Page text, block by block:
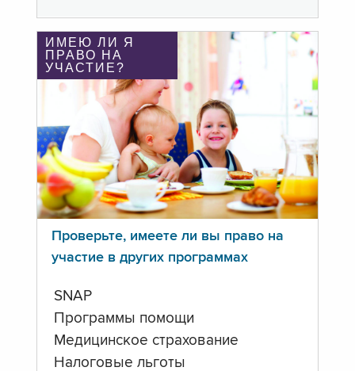
ИМЕЮ ЛИ Я
ПРАВО НА
УЧАСТИЕ?
Проверьте, имеете ли вы право на
участие в других программах
SNAP
Программы помощи
Медицинское страхование
Налоговые льготы